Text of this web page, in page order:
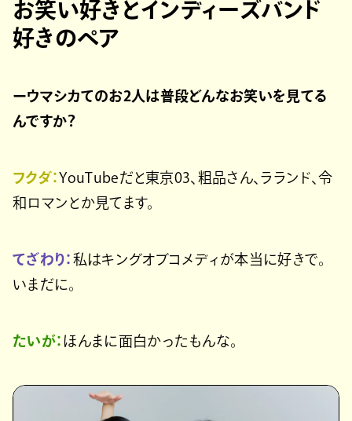
お笑い好きとインディーズバンド
好きのペア
ーウマシカてのお2人は普段どんなお笑いを見てる
んですか？
フクダ：YouTubeだと東京03、粗品さん、ラランド、令
和ロマンとか見てます。
てざわり： 私はキングオブコメディが本当に好きで。
いまだに。
たいが： ほんまに面白かったもんな。